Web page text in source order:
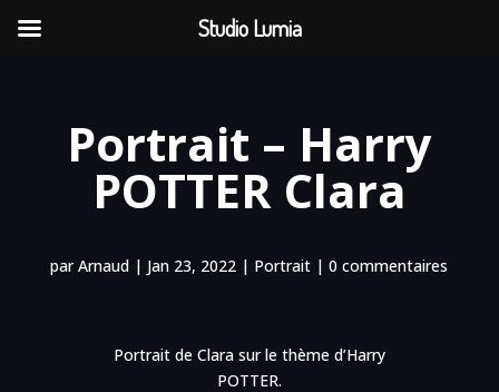
Portrait – Harry
POTTER Clara
parArnaud| Jan 23, 2022| Portrait| 0 commentaires
Portrait de Clara sur le thème d’Harry
POTTER.
Studio Lumia